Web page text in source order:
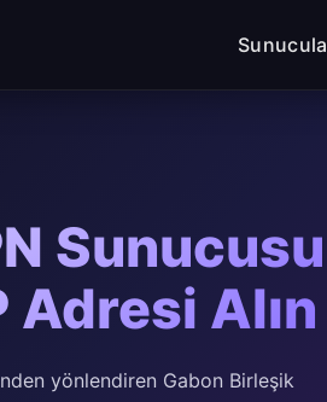
Sunucusu
Adresi Alın
yönlendiren Gabon Birleşik